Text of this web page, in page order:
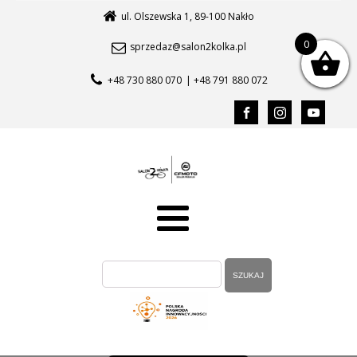
ul. Olszewska 1, 89-100 Nakło
sprzedaz@salon2kolka.pl
+48 730 880 070 | +48 791 880 072
0